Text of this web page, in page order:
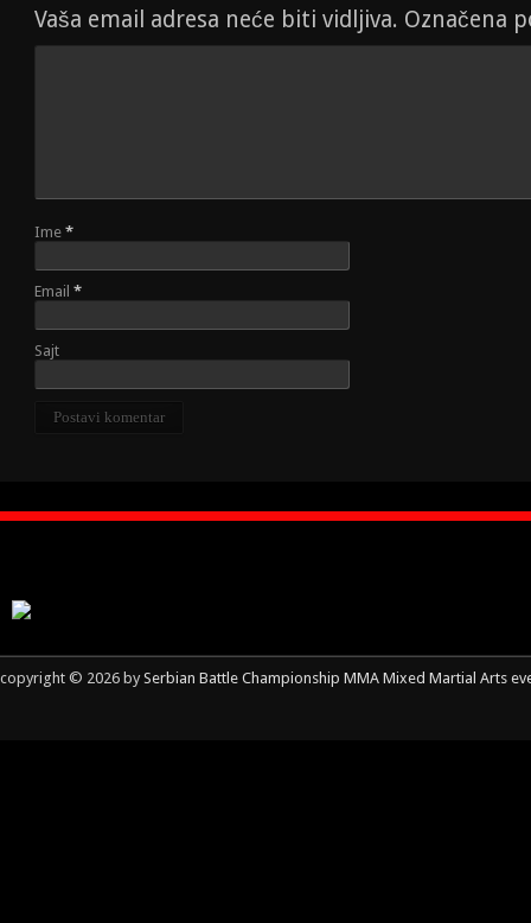
Vaša email adresa neće biti vidljiva. Označena
Ime *
Email *
Sajt
copyright © 2026 by Serbian Battle Championship MMA Mixed Martial Arts